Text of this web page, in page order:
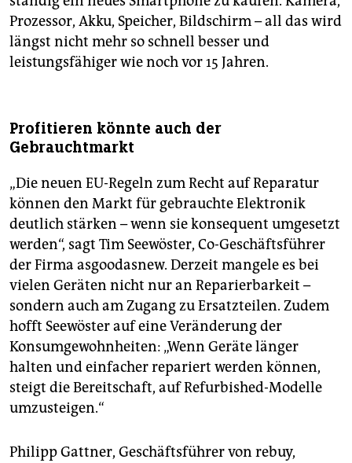
Prozessor, Akku, Speicher, Bildschirm – all das wird
längst nicht mehr so schnell besser und
leistungsfähiger wie noch vor 15 Jahren.
Profitieren könnte auch der
Gebrauchtmarkt
„Die neuen EU-Regeln zum Recht auf Reparatur
können den Markt für gebrauchte Elektronik
deutlich stärken – wenn sie konsequent umgesetzt
werden“, sagt Tim Seewöster, Co-Geschäftsführer
der Firma asgood­asnew. Derzeit mangele es bei
vielen Geräten nicht nur an Reparierbarkeit –
sondern auch am Zugang zu Ersatzteilen. Zudem
hofft Seewöster auf eine Veränderung der
Konsumgewohnheiten: „Wenn Geräte länger
halten und einfacher repariert werden können,
steigt die Bereitschaft, auf Refurbished-Modelle
umzusteigen.“
Philipp Gattner, Geschäftsführer von rebuy,